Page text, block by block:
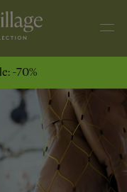
-70%